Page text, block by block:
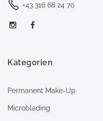
+43 316 68 24 70
Kategorien
Permanent Make-Up
Microblading